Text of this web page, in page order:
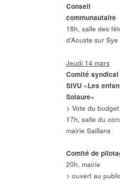
Conseil
communautaire
18h, salle des
d’Aouste sur Sye
Jeudi 14 mars
Comité syndical
SIVU «Les
Solaure»
> Vote du budget
17h, salle du
mairie Saillans
Comité de
20h, mairie
> ouvert au